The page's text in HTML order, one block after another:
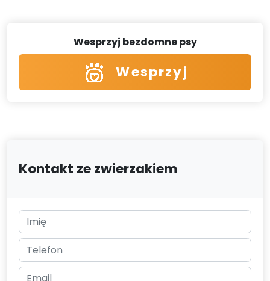
Wesprzyj bezdomne psy
Wesprzyj
Kontakt ze zwierzakiem